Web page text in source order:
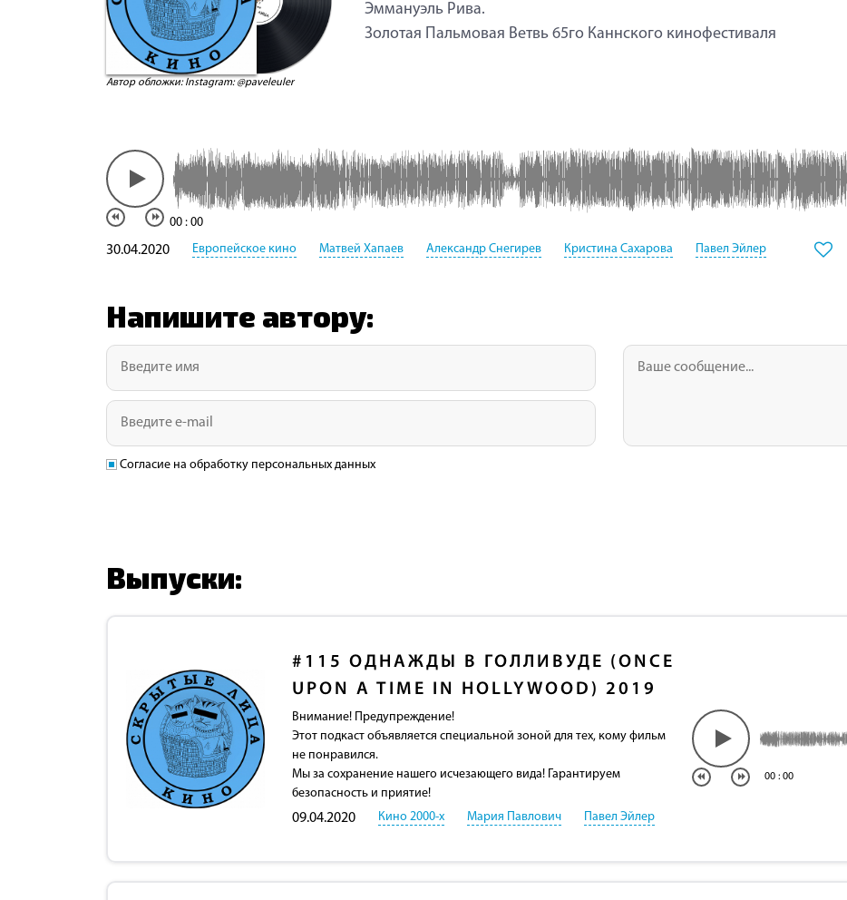
Автор обложки: Instagram: @paveleuler
Эммануэль Рива.
Золотая Пальмовая Ветвь 65го Каннского кинофестиваля
00 : 00
30.04.2020 Европейское кино Матвей Хапаев Александр Снегирев Кристина Сахарова Павел Эйлер
Напишите автору:
Согласие на обработку персональных данных
Выпуски:
#115 ОДНАЖДЫ В ГОЛЛИВУДЕ (ONCE
UPON A TIME IN HOLLYWOOD) 2019
Внимание! Предупреждение!
Этот подкаст объявляется специальной зоной для тех, кому фильм
не понравился.
Мы за сохранение нашего исчезающего вида! Гарантируем
безопасность и приятие!
09.04.2020 Кино 2000-х Мария Павлович Павел Эйлер
00 : 00